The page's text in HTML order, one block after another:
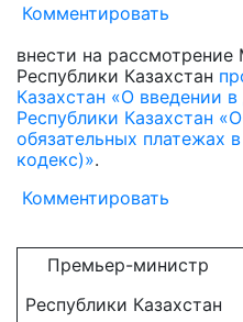
Комментировать
внести на
Республики Казахстан
Казахстан «О введении
Республики Казахстан
обязательных платежах
кодекс)».
Комментировать
Премьер-министр
Республики Казахстан